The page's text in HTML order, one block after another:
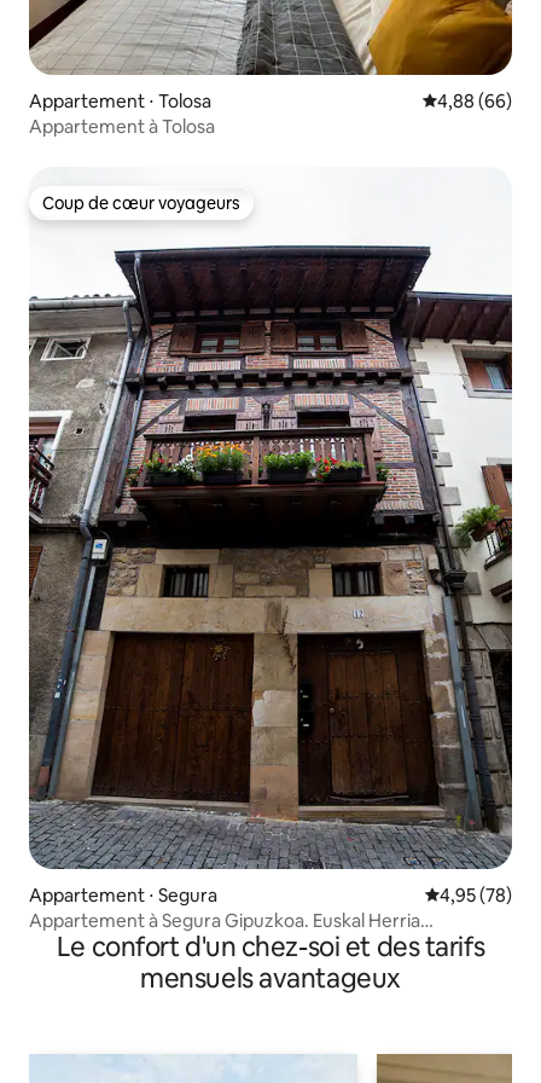
Appartement ⋅ Tolosa Évaluation
4,88 (66)
Appartement à Tolosa
Coup de cœur voyageurs
Coup de cœur voyageurs
Appartement ⋅ Segura Évaluation
4,95 (78)
Appartement à Segura Gipuzkoa. Euskal Herria
N° ES00350.
Le confort d'un chez-soi et des tarifs
mensuels avantageux